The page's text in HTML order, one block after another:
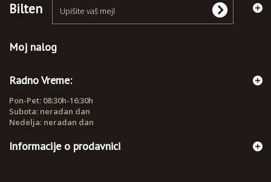
Bilten
Moj nalog
Radno Vreme:
Pon-Pet: 08:30h-16:30h
Subota: neradan dan
Nedelja: neradan dan
Informacije o prodavnici